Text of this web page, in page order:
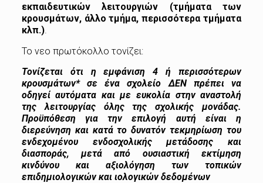
εκπαιδευτικών λειτουργιών (τμήματα των
κρουσμάτων, άλλο τμήμα, περισσότερα τμήματα
κλπ.).
Το νεο πρωτόκολλο τονίζει:
Τονίζεται ότι η εμφάνιση 4 ή περισσότερων
κρουσμάτων* σε ένα σχολείο ΔΕΝ πρέπει να
οδηγεί αυτόματα και με ευκολία στην αναστολή
της λειτουργίας όλης της σχολικής μονάδας.
Προϋπόθεση για την επιλογή αυτή είναι η
διερεύνηση και κατά το δυνατόν τεκμηρίωση του
ενδεχομένου ενδοσχολικής μετάδοσης και
διασποράς, μετά από ουσιαστική εκτίμηση
κινδύνου και αξιολόγηση των τοπικών
επιδημιολογικών και ιολογικών δεδομένων